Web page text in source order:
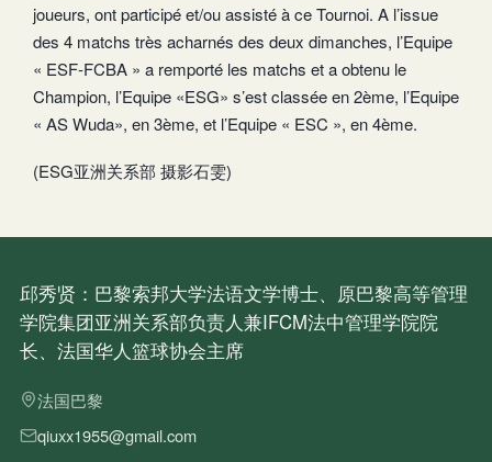
joueurs, ont participé et/ou assisté à ce Tournoi. A l’issue
des 4 matchs très acharnés des deux dimanches, l’Equipe
« ESF-FCBA » a remporté les matchs et a obtenu le
Champion, l’Equipe «ESG» s’est classée en 2ème, l’Equipe
« AS Wuda», en 3ème, et l’Equipe « ESC », en 4ème.
(ESG亚洲关系部 摄影石雯)
邱秀贤：巴黎索邦大学法语文学博士、原巴黎高等管理
学院集团亚洲关系部负责人兼IFCM法中管理学院院
长、法国华人篮球协会主席
法国巴黎
qiuxx1955@gmail.com